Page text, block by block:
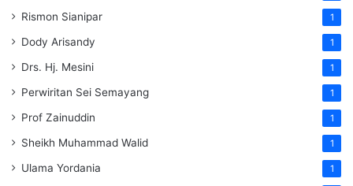
Rismon Sianipar 1
Dody Arisandy 1
Drs. Hj. Mesini 1
Perwiritan Sei Semayang 1
Prof Zainuddin 1
Sheikh Muhammad Walid 1
Ulama Yordania 1